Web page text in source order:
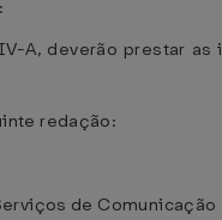
A, deverão prestar
redação:
de